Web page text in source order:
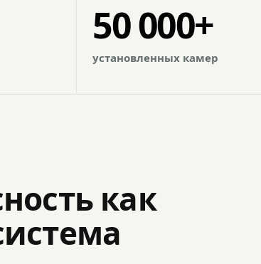
50 000+
установленных камер
как